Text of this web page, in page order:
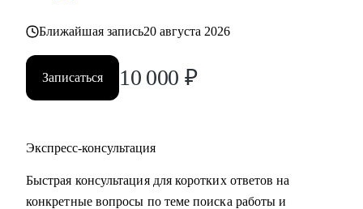
Ближайшая запись20 августа 2026
Записаться 10 000 ₽
Экспресс-консультация
Быстрая консультация для коротких ответов на
конкретные вопросы по теме поиска работы и